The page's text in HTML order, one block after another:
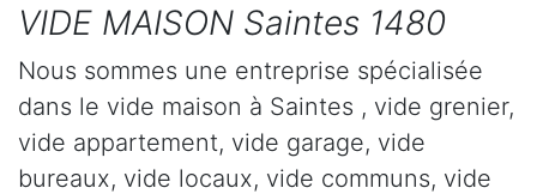
VIDE MAISON Saintes 1480
Nous sommes une entreprise spécialisée
dans le vide maison à Saintes , vide grenier,
vide appartement, vide garage, vide
bureaux, vide locaux, vide communs, vide